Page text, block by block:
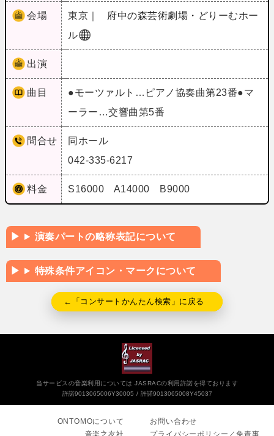
会場 東京｜
府中の森芸術劇場・どりーむホー
ル
出演
曲目
●モーツァルト…ピアノ協奏曲第23番●マ
ーラー…交響曲第5番
問合せ
同ホール
042-335-6217
料金 S16000 A14000 B9000
演奏パートの略称表記について
特殊条件アイコン・マークについて
←「コンサートかんたん検索」に戻る
当サービスの音楽利用については JASRACの利用許諾を得ております
許諾9013065006Y30005
許諾9013065008Y45037
ONTOMOについて
音楽之友社
お問い合わせ
プライバシーポリシー／免責事